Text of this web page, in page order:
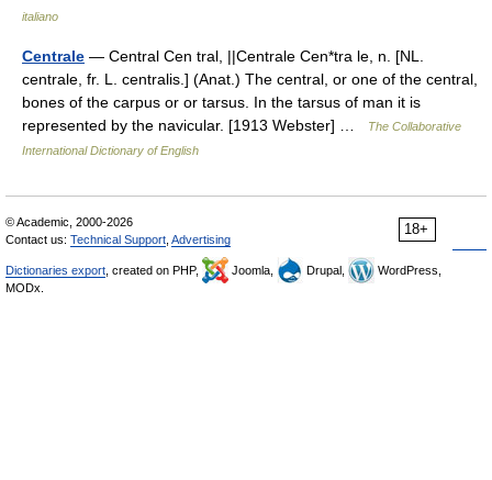
italiano
Centrale — Central Cen tral, ||Centrale Cen*tra le, n. [NL.
centrale, fr. L. centralis.] (Anat.) The central, or one of the central,
bones of the carpus or or tarsus. In the tarsus of man it is
represented by the navicular. [1913 Webster] …
The Collaborative
International Dictionary of English
18+
© Academic, 2000-2026
Contact us: Technical Support Advertising
Dictionaries export , created on PHP, Joomla, Drupal,
WordPress,
MODx.